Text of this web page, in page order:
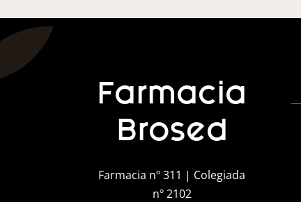
Farmacia
Brosed
Farmacia nº 311 | Colegiada
nº 2102